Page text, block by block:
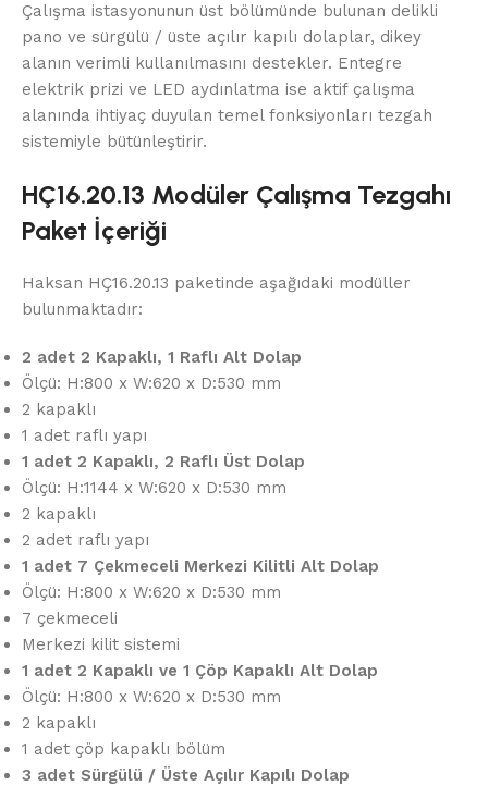
Çalışma istasyonunun üst bölümünde bulunan delikli
pano ve sürgülü / üste açılır kapılı dolaplar, dikey
alanın verimli kullanılmasını destekler. Entegre
elektrik prizi ve LED aydınlatma ise aktif çalışma
alanında ihtiyaç duyulan temel fonksiyonları tezgah
sistemiyle bütünleştirir.
HÇ16.20.13 Modüler Çalışma Tezgahı
Paket İçeriği
Haksan HÇ16.20.13 paketinde aşağıdaki modüller
bulunmaktadır:
2 adet 2 Kapaklı, 1 Raflı Alt Dolap
Ölçü: H:800 x W:620 x D:530 mm
2 kapaklı
1 adet raflı yapı
1 adet 2 Kapaklı, 2 Raflı Üst Dolap
Ölçü: H:1144 x W:620 x D:530 mm
2 kapaklı
2 adet raflı yapı
1 adet 7 Çekmeceli Merkezi Kilitli Alt Dolap
Ölçü: H:800 x W:620 x D:530 mm
7 çekmeceli
Merkezi kilit sistemi
1 adet 2 Kapaklı ve 1 Çöp Kapaklı Alt Dolap
Ölçü: H:800 x W:620 x D:530 mm
2 kapaklı
1 adet çöp kapaklı bölüm
3 adet Sürgülü / Üste Açılır Kapılı Dolap